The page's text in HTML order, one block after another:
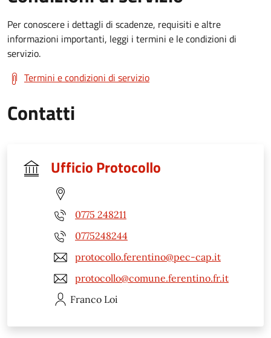
Per conoscere i dettagli di scadenze, requisiti e altre
informazioni importanti, leggi i termini e le condizioni di
servizio.
Termini e condizioni di servizio
Contatti
Ufficio Protocollo
0775 248211
0775248244
protocollo.ferentino@pec-cap.it
protocollo@comune.ferentino.fr.it
Franco Loi